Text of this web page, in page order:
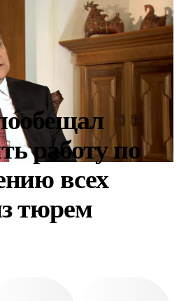
работу по
всех
тюрем